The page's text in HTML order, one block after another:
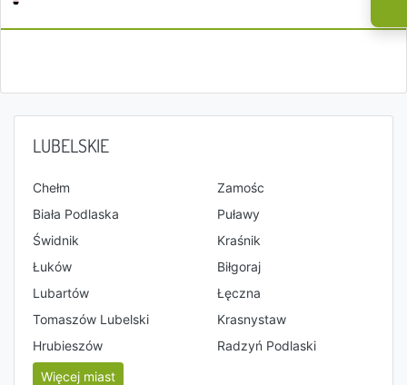
LUBELSKIE
Chełm
Zamośc
Biała Podlaska
Puławy
Świdnik
Kraśnik
Łuków
Biłgoraj
Lubartów
Łęczna
Tomaszów Lubelski
Krasnystaw
Hrubieszów
Radzyń Podlaski
Więcej miast